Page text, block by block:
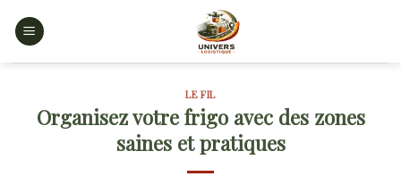
LE FIL
Organisez votre frigo avec des zones
saines et pratiques